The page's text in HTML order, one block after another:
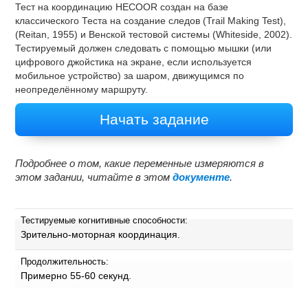
Тест на координацию HECOOR создан на базе
классического Теста на создание следов (Trail Making Test),
(Reitan, 1955) и Венской тестовой системы (Whiteside, 2002).
Тестируемый должен следовать с помощью мышки (или
цифрового джойстика на экране, если используется
мобильное устройство) за шаром, движущимся по
неопределённому маршруту.
Начать задание
Подробнее о том, какие переменные измеряются в
этом задании, читайте в этомдокументе.
Тестируемые когнитивные способности:
Зрительно-моторная координация.
Продолжительность:
Примерно 55-60 секунд.